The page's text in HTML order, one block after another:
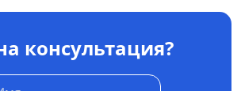
консультация?